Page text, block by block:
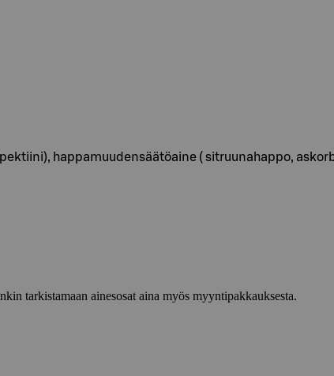
happamuudensäätöaine ( sitruunahappo,
tarkistamaan ainesosat aina myös myyntipakkauksesta.